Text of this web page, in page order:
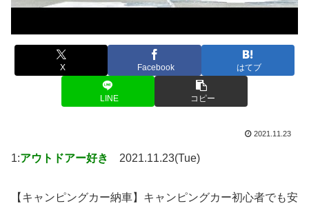
X Facebook はてブ
LINE コピー
2021.11.23
1:アウトドアー好き 2021.11.23(Tue)
【キャンピングカー納車】キャンピングカー初心者でも安